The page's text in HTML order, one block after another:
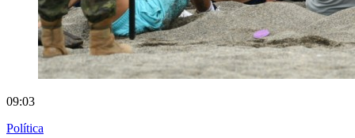
09:03
Política